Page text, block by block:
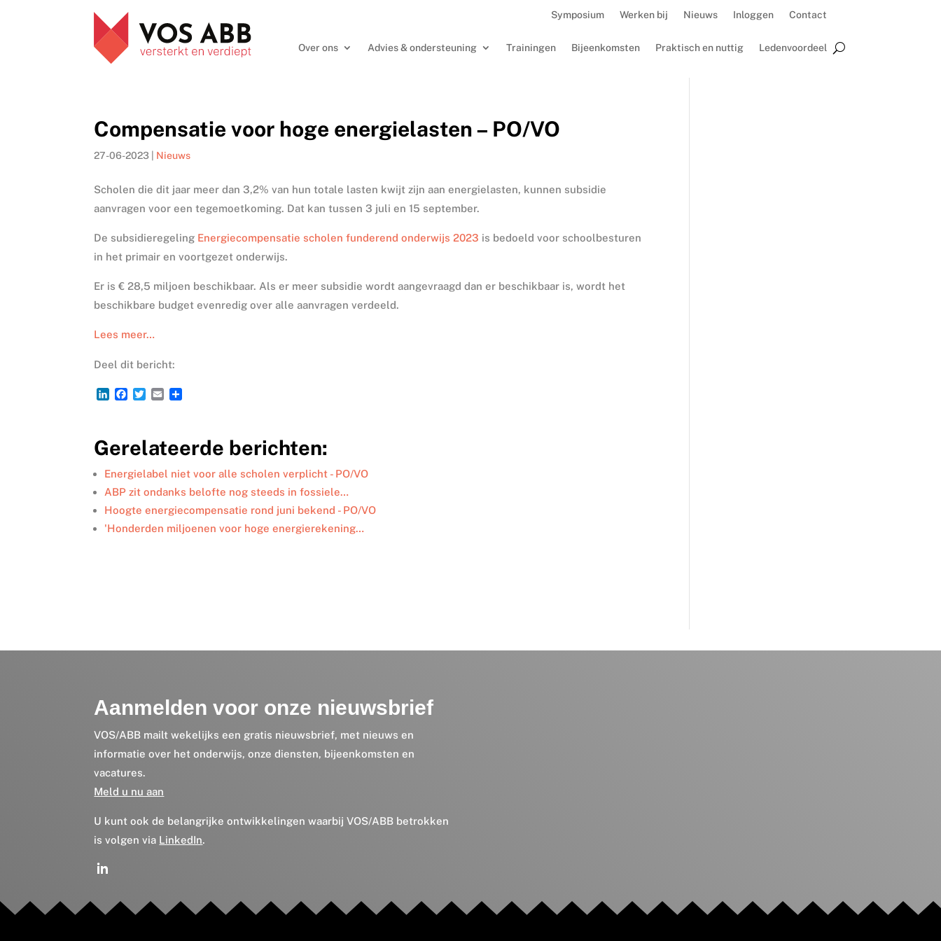
Symposium Werken bij Nieuws Inloggen Contact
Over ons Advies & ondersteuning Trainingen Bijeenkomsten Praktisch en nuttig Ledenvoordeel
Compensatie voor hoge energielasten – PO/VO
27-06-2023 Nieuws
Scholen die dit jaar meer dan 3,2% van hun totale lasten kwijt zijn aan energielasten, kunnen subsidie
aanvragen voor een tegemoetkoming. Dat kan tussen 3 juli en 15 september.
De subsidieregeling Energiecompensatie scholen funderend onderwijs 2023 is bedoeld voor schoolbesturen
in het primair en voortgezet onderwijs.
Er is € 28,5 miljoen beschikbaar. Als er meer subsidie wordt aangevraagd dan er beschikbaar is, wordt het
beschikbare budget evenredig over alle aanvragen verdeeld.
Lees meer…
Deel dit bericht:
L
e
d
I
n
F
b
o
o
k
T
t
e
r
E
l
n
Gerelateerde berichten:
Energielabel niet voor alle scholen verplicht - PO/VO
ABP zit ondanks belofte nog steeds in fossiele…
Hoogte energiecompensatie rond juni bekend - PO/VO
'Honderden miljoenen voor hoge energierekening…
Aanmelden voor onze nieuwsbrief
VOS/ABB mailt wekelijks een gratis nieuwsbrief, met nieuws en
informatie over het onderwijs, onze diensten, bijeenkomsten en
vacatures.
Meld u nu aan
U kunt ook de belangrijke ontwikkelingen waarbij VOS/ABB betrokken
is volgen via LinkedIn.